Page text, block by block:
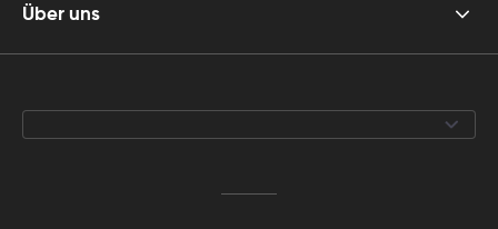
Über uns